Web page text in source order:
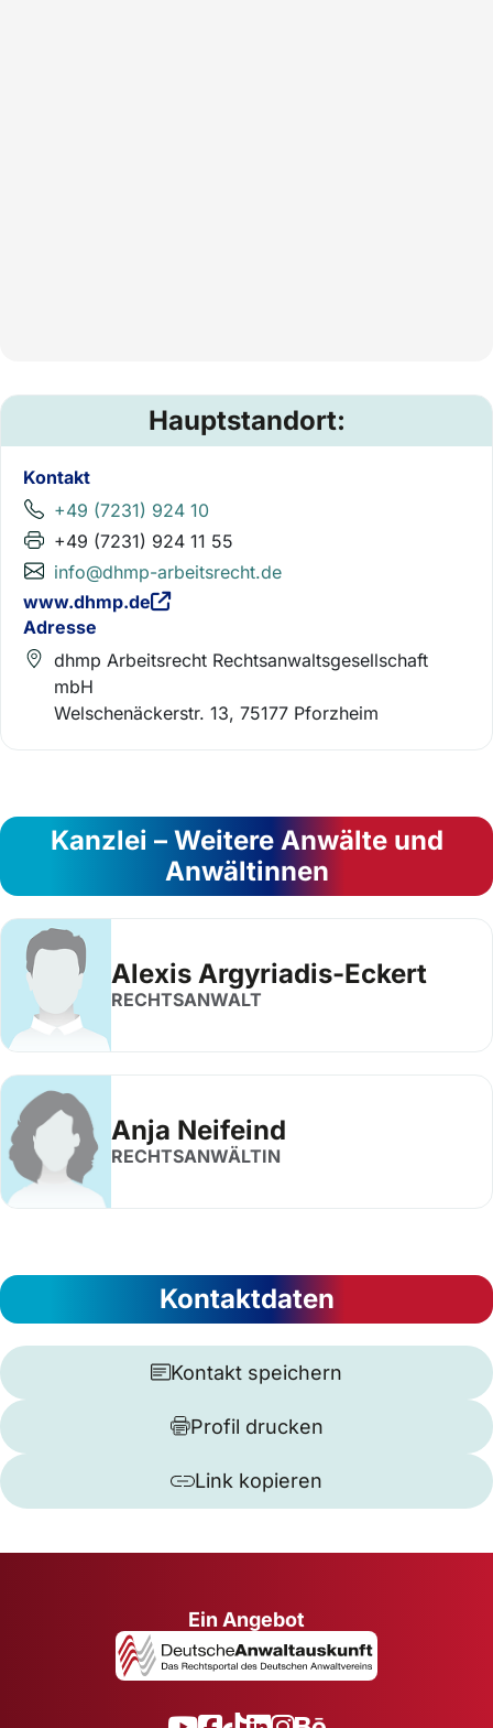
Hauptstandort:
Kontakt
+49 (7231) 924 10
+49 (7231) 924 11 55
info@dhmp-arbeitsrecht.de
www.dhmp.de
Adresse
dhmp Arbeitsrecht Rechtsanwaltsgesellschaft
mbH
Welschenäckerstr. 13, 75177 Pforzheim
Kanzlei – Weitere Anwälte und
Anwältinnen
Alexis Argyriadis-Eckert
RECHTSANWALT
Anja Neifeind
RECHTSANWÄLTIN
Kontaktdaten
Kontakt speichern
Profil drucken
Link kopieren
Ein Angebot